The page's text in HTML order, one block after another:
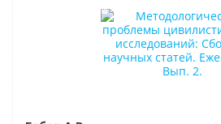
Нет в наличии